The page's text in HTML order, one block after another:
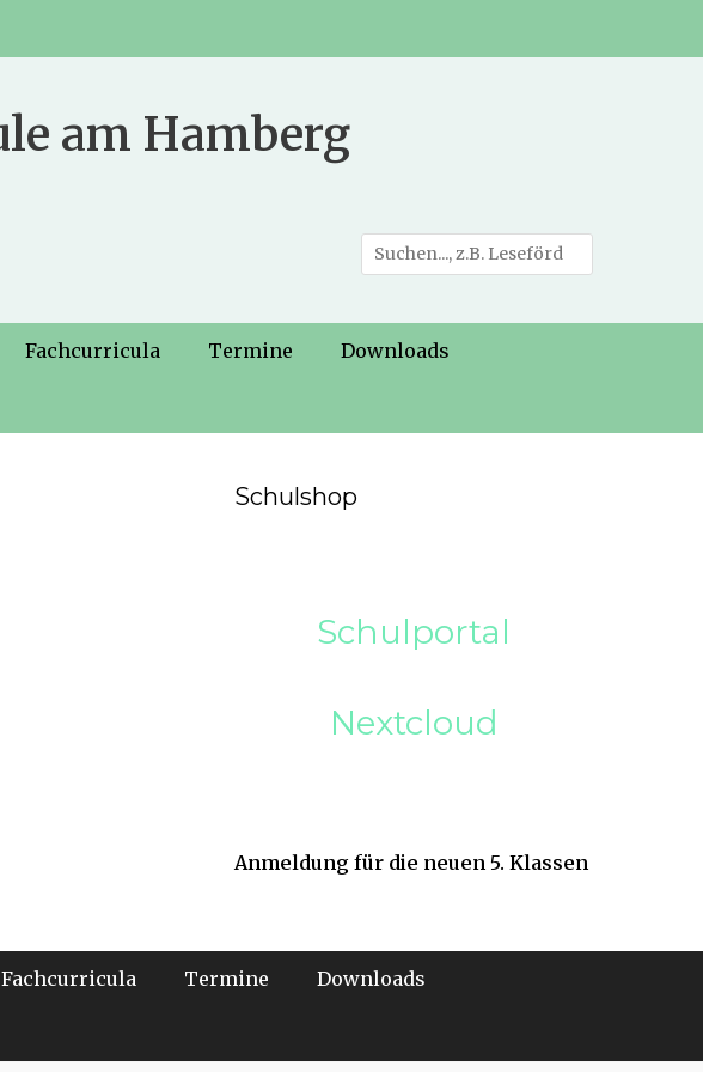
am Hamberg
Suche
nach:
Fachcurricula Termine Downloads
Schulshop
Schulportal
Nextcloud
Anmeldung für die neuen 5. Klassen
Fachcurricula Termine Downloads